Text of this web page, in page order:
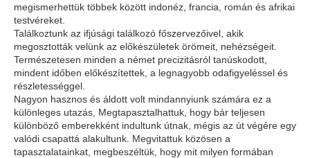
megismerhettük többek között indonéz, francia, román és afrikai
testvéreket.
Találkoztunk az ifjúsági találkozó főszervezőivel, akik
megosztották velünk az előkészületek örömeit, nehézségeit.
Természetesen minden a német precizitásról tanúskodott,
mindent időben előkészítettek, a legnagyobb odafigyeléssel és
részletességgel.
Nagyon hasznos és áldott volt mindannyiunk számára ez a
különleges utazás, Megtapasztalhattuk, hogy bár teljesen
különböző emberekként indultunk útnak, mégis az út végére egy
valódi csapattá alakultunk. Megvitattuk közösen a
tapasztalatainkat, megbeszéltük, hogy mit milyen formában